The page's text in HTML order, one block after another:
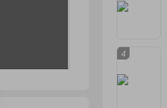
4